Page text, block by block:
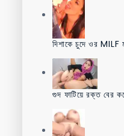
দিশাকে চুদে ওর MILF
গুদ ফাটিয়ে রক্ত বের